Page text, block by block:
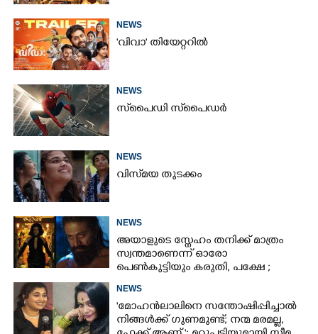
NEWS
'വിവാ' തിയേറ്ററിൽ
NEWS
സ്‌പൈ‌ഡി സ്‌പൈ‌ഡർ
NEWS
വിസ്‌മയ തുടക്കം
NEWS
അയാളുടെ സ്നേഹം തനിക്ക് മാത്രം
സ്വന്തമാണെന്ന് ഓരോ
പെൺകുട്ടിയും കരുതി,​ പക്ഷേ ;
ടോക്സിക് ട്രെയിലർ
NEWS
'മോഹൻലാലിനെ സന്തോഷിപ്പിച്ചാൽ
നിങ്ങൾക്ക് ഗുണമുണ്ട്; നന്മ മരമല്ല,